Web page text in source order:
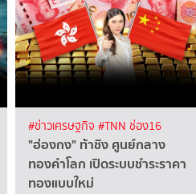
#ข่าวเศรษฐกิจ #TNN ช่อง16
"ฮ่องกง" ท้าชิง ศูนย์กลาง
ทองคำโลก เปิดระบบชำระราคา
ทองแบบใหม่